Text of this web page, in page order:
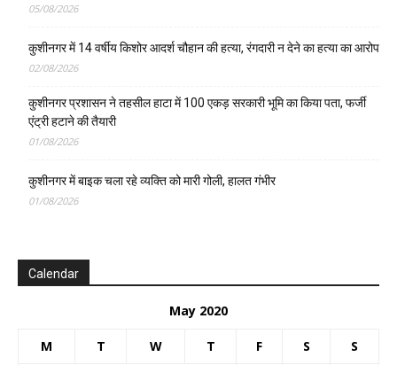
05/08/2026
कुशीनगर में 14 वर्षीय किशोर आदर्श चौहान की हत्या, रंगदारी न देने का हत्या का आरोप
02/08/2026
कुशीनगर प्रशासन ने तहसील हाटा में 100 एकड़ सरकारी भूमि का किया पता, फर्जी
एंट्री हटाने की तैयारी
01/08/2026
कुशीनगर में बाइक चला रहे व्यक्ति को मारी गोली, हालत गंभीर
01/08/2026
Calendar
May 2020
M T W T F S S